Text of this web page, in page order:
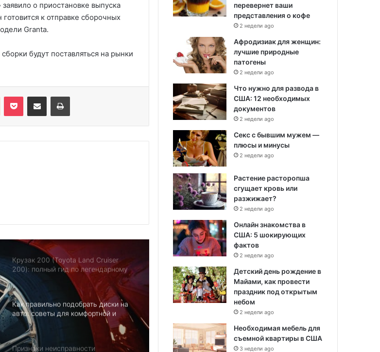
о приостановке выпуска
к отправке сборочных
Granta.
будут поставляться на рынки
Три четверти американцев боятся
полностью автономных
транспортных средств
Какие летние шины продаются в
Электромобили — больше не
игрушка: как купить Теслу Модель Y
и не переплатить за хайп
Утилизация авто в США: 7
200): полный гид по легендарному
внедорожнику
Как правильно подобрать диски на
авто: советы для комфортной и
безопасной езды
Признаки неисправности
выпускного коллектора: что нужно
знать водителю?
перевернет ваши
представления о кофе
2 недели ago
Афродизиак для женщин:
лучшие природные
патогены
2 недели ago
Что нужно для развода в
США: 12 необходимых
документов
2 недели ago
Секс с бывшим мужем —
плюсы и минусы
2 недели ago
Растение расторопша
сгущает кровь или
разжижает?
2 недели ago
Онлайн знакомства в
США: 5 шокирующих
фактов
2 недели ago
Детский день рождение в
Майами, как провести
праздник под открытым
небом
2 недели ago
Необходимая мебель для
съемной квартиры в США
3 недели ago